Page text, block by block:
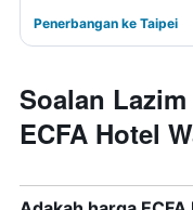
Penerbangan ke Taipei
Soalan
ECFA Hotel